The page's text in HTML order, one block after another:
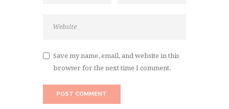
Save my name, email, and website in this
browser for the next time I comment.